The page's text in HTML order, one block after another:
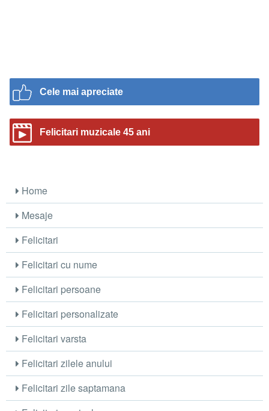
Cele mai apreciate
Felicitari muzicale 45 ani
Home
Mesaje
Felicitari
Felicitari cu nume
Felicitari persoane
Felicitari personalizate
Felicitari varsta
Felicitari zilele anului
Felicitari zile saptamana